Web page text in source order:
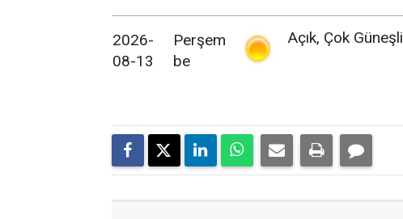
2026-
08-13
Perşem
be
Açık, Çok Güneşli